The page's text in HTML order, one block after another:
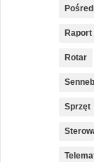
Raport
Rotar
Sprzęt